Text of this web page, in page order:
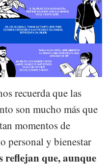
recuerda que las
son mucho más que
momentos de
personal y bienestar
reflejan que, aunque